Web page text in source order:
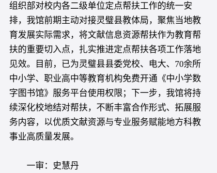
组织部对校内各二级单位定点帮扶工作的统一安
排，我馆前期主动对接灵璧县教体局，聚焦当地教
育发展实际需求，将文献信息资源帮扶作为教育帮
扶的重要切入点，扎实推进定点帮扶各项工作落地
见效。目前，已为灵璧县县委党校、电大、70余所
中小学、职业高中等教育机构免费开通《中小学数
字图书馆》服务平台使用权限；下一步，我馆将持
续深化校地结对帮扶，不断丰富合作形式、拓展服
务内容，以优质文献资源与专业服务赋能地方科教
事业高质量发展。
一审：史慧丹